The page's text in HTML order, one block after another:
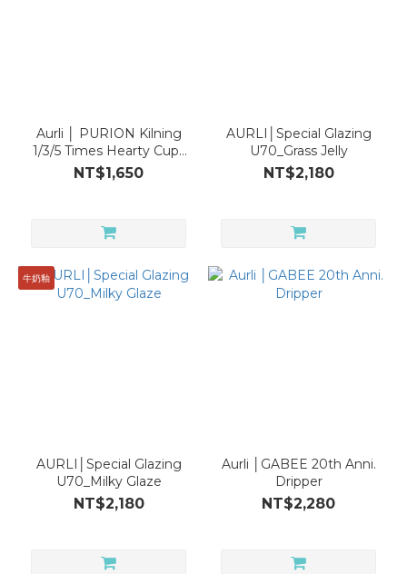
Aurli │ PURION Kilning
1/3/5 Times Hearty Cups
Set (Text/No. Style)
NT$1,650
AURLI│Special Glazing
U70_Grass Jelly
NT$2,180
牛奶釉
AURLI│Special Glazing
U70_Milky Glaze
NT$2,180
Aurli │GABEE 20th Anni.
Dripper
NT$2,280